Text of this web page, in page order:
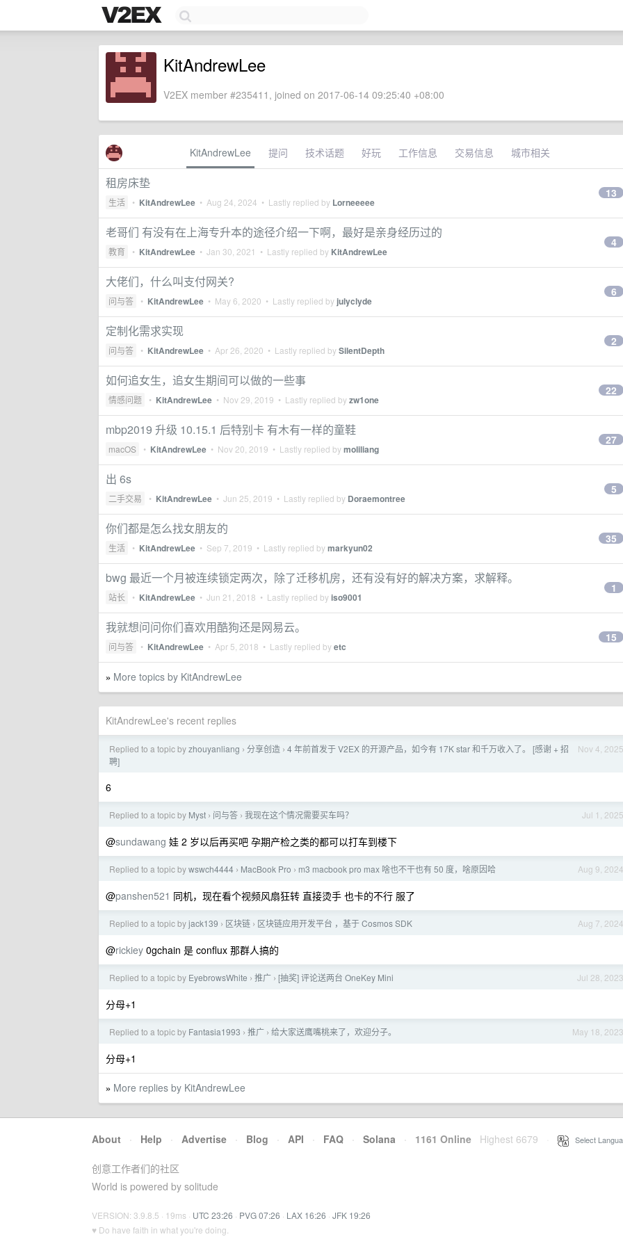
KitAndrewLee
V2EX member #235411, joined on 2017-06-14 09:25:40 +08:00
KitAndrewLee 提问 技术话题 好玩 工作信息 交易信息 城市相关
租房床垫
生活 • KitAndrewLee • Aug 24, 2024 • Lastly replied by Lorneeeee
13
老哥们 有没有在上海专升本的途径介绍一下啊，最好是亲身经历过的
教育 • KitAndrewLee • Jan 30, 2021 • Lastly replied by KitAndrewLee
4
大佬们，什么叫支付网关?
问与答 • KitAndrewLee • May 6, 2020 • Lastly replied by julyclyde
6
定制化需求实现
问与答 • KitAndrewLee • Apr 26, 2020 • Lastly replied bySilentDepth
2
如何追女生，追女生期间可以做的一些事
情感问题 • KitAndrewLee • Nov 29, 2019 • Lastly replied byzw1one
22
mbp2019 升级 10.15.1 后特别卡 有木有一样的童鞋
macOS • KitAndrewLee • Nov 20, 2019 • Lastly replied bymoliliang
27
出 6s
二手交易 • KitAndrewLee • Jun 25, 2019 • Lastly replied by Doraemontree
5
你们都是怎么找女朋友的
生活 • KitAndrewLee • Sep 7, 2019 • Lastly replied bymarkyun02
35
bwg 最近一个月被连续锁定两次，除了迁移机房，还有没有好的解决方案，求解释。
站长 • KitAndrewLee • Jun 21, 2018 • Lastly replied byiso9001
1
我就想问问你们喜欢用酷狗还是网易云。
问与答 • KitAndrewLee • Apr 5, 2018 • Lastly replied byetc
15
» More topics by KitAndrewLee
KitAndrewLee's recent replies
Nov 4, 2025
Replied to a topic byzhouyanliang › 分享创造 › 4 年前首发于 V2EX 的开源产品，如今有 17K star 和千万收入了。 [感谢 + 招
聘]
6
Jul 1, 2025
Replied to a topic by Myst › 问与答 › 我现在这个情况需要买车吗？
@sundawang 娃 2 岁以后再买吧 孕期产检之类的都可以打车到楼下
Aug 9, 2024
Replied to a topic bywswch4444 › MacBook Pro › m3 macbook pro max 啥也不干也有 50 度，啥原因哈
@panshen521 同机，现在看个视频风扇狂转 直接烫手 也卡的不行 服了
Aug 7, 2024
Replied to a topic byjack139 › 区块链 › 区块链应用开发平台 ，基于 Cosmos SDK
@rickiey 0gchain 是 conflux 那群人搞的
Jul 28, 2023
Replied to a topic by EyebrowsWhite › 推广 › [抽奖] 评论送两台 OneKey Mini
分母+1
May 18, 2023
Replied to a topic by Fantasia1993 › 推广 › 给大家送鹰嘴桃来了，欢迎分子。
分母+1
» More replies by KitAndrewLee
About · Help · Advertise · Blog · API · FAQ · Solana · 1161 Online Highest 6679 Select
创意工作者们的社区
World is powered by solitude
VERSION: 3.9.8.5 · 19ms · UTC 23:26 · PVG 07:26 · LAX 16:26 · JFK 19:26
♥ Do have faith in what you're doing.